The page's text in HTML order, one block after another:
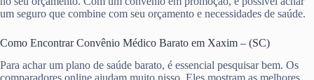
um seguro que combine com seu orçamento e necessidades de saúde.
Como Encontrar Convênio Médico Barato em Xaxim – (SC)
Para achar um plano de saúde barato, é essencial pesquisar bem. Os